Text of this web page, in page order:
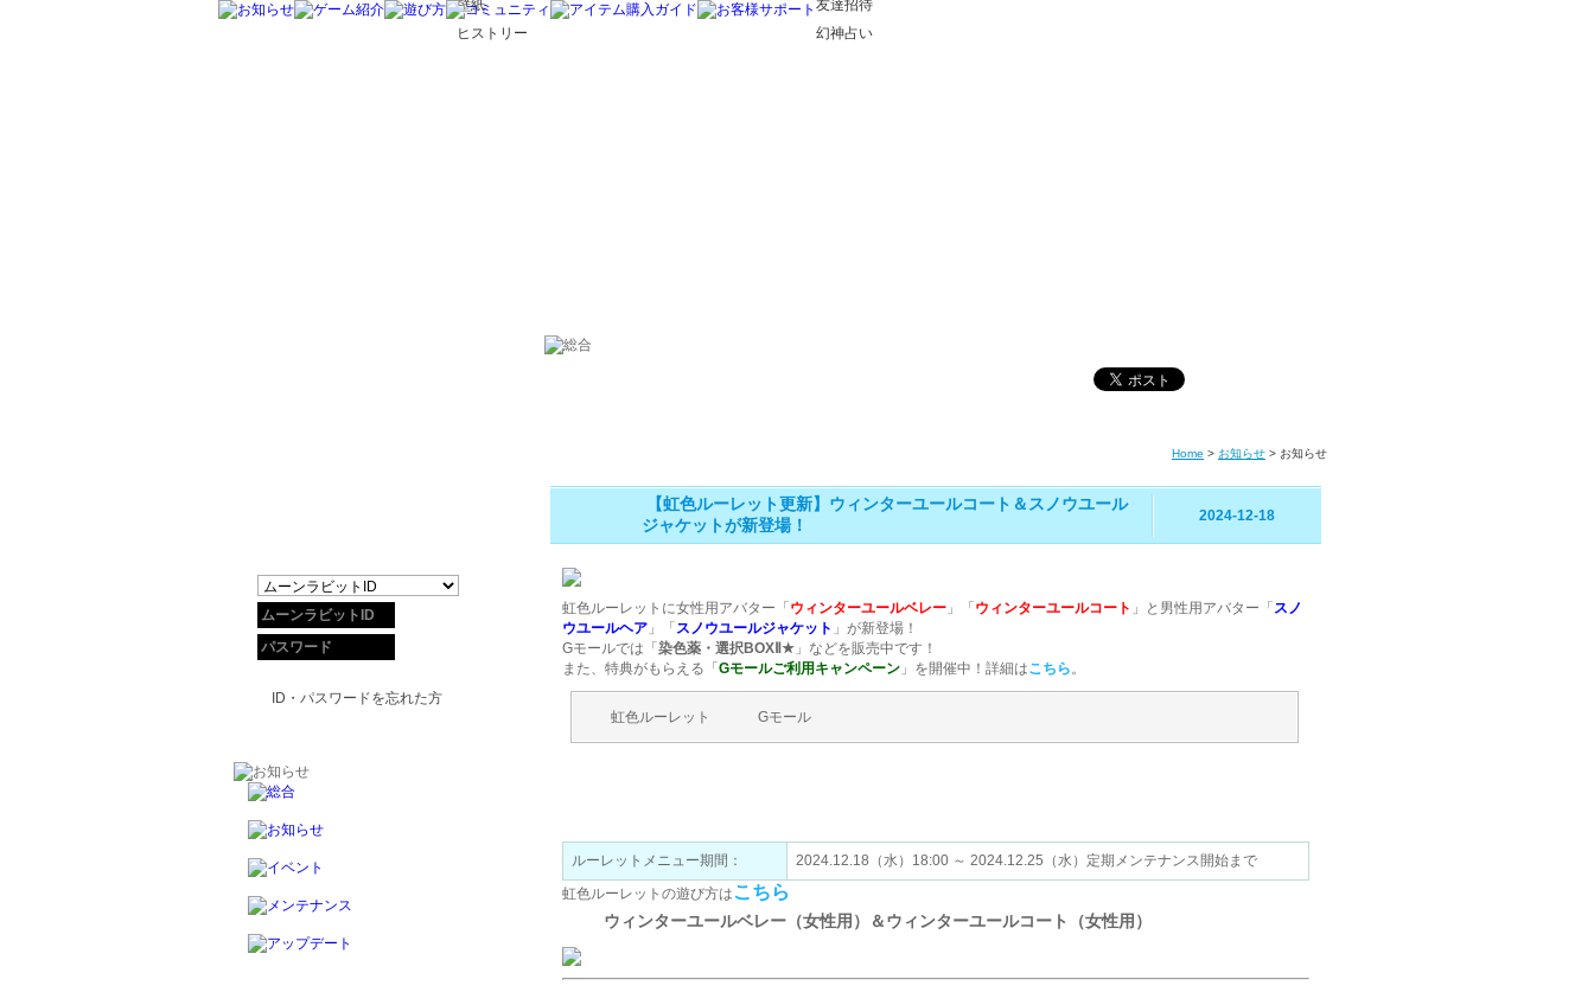
壁紙
ヒストリー
友達招待
幻神占い
Home > お知らせ > お知らせ
【虹色ルーレット更新】ウィンターユールコート＆スノウユール
ジャケットが新登場！
2024-12-18
虹色ルーレットに女性用アバター「 ウィンターユールベレー」「 ウィンターユールコート 」と男性用アバター「 スノ
ウユールヘア」「 スノウユールジャケット 」が新登場！
Gモールでは「 染色薬・選択BOXⅡ★」などを販売中です！
また、特典がもらえる「 Gモールご利用キャンペーン」を開催中！詳細はこちら。
虹色ルーレット Gモール
ルーレットメニュー期間：
2024.12.18（水）18:00 ～ 2024.12.25（水）定期メンテナンス開始まで
虹色ルーレットの遊び方は こちら
ウィンターユールベレー（女性用）＆ウィンターユールコート（女性用）
ID・パスワードを忘れた方